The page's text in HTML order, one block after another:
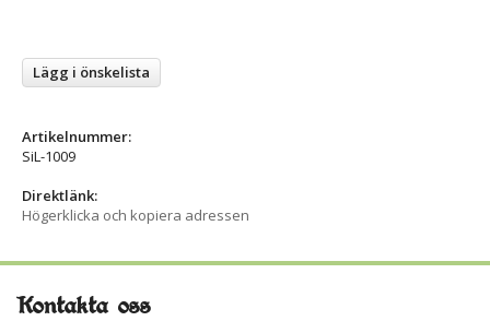
Lägg i önskelista
Artikelnummer:
SiL-1009
Direktlänk:
Högerklicka och kopiera adressen
Kontakta oss